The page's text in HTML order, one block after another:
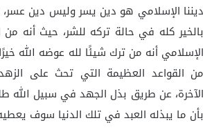
ديننا الإسلامي هو دين يسر وليس دين عسر،
بالخير كله في حالة تركه للشر، حيث أنه
الإسلامي أنه من ترك شيئًا لله عوضه الله
من القواعد العظيمة التي تحث على
الآخرة، عن طريق بذل الجهد في سبيل الله
بأن ما يبذله العبد في تلك الدنيا سوف